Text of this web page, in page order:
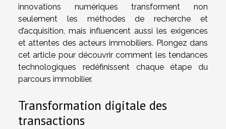
innovations numériques transforment non
seulement les méthodes de recherche et
d’acquisition, mais influencent aussi les exigences
et attentes des acteurs immobiliers. Plongez dans
cet article pour découvrir comment les tendances
technologiques redéfinissent chaque étape du
parcours immobilier.
Transformation digitale des
transactions